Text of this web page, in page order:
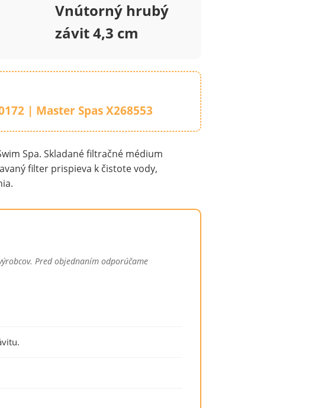
Vnútorný hrubý
závit 4,3 cm
| Master Spas X268553
Spa. Skladané filtračné médium
filter prispieva k čistote vody,
Pred objednaním odporúčame